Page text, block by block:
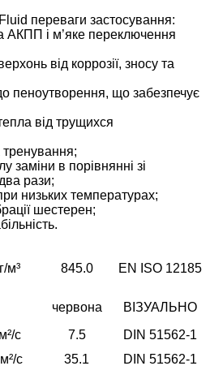
переваги застосування:
і м’яке переключення
від коррозії, зносу та
пеноутворення, що забезпечує
від трущихся
заміни в порівнянні зі
рази;
низьких температурах;
шестерен;
м³ 845.0 EN ISO 12185
червона
ВІЗУАЛЬНО
с 7.5
DIN 51562-1
с 35.1
DIN 51562-1